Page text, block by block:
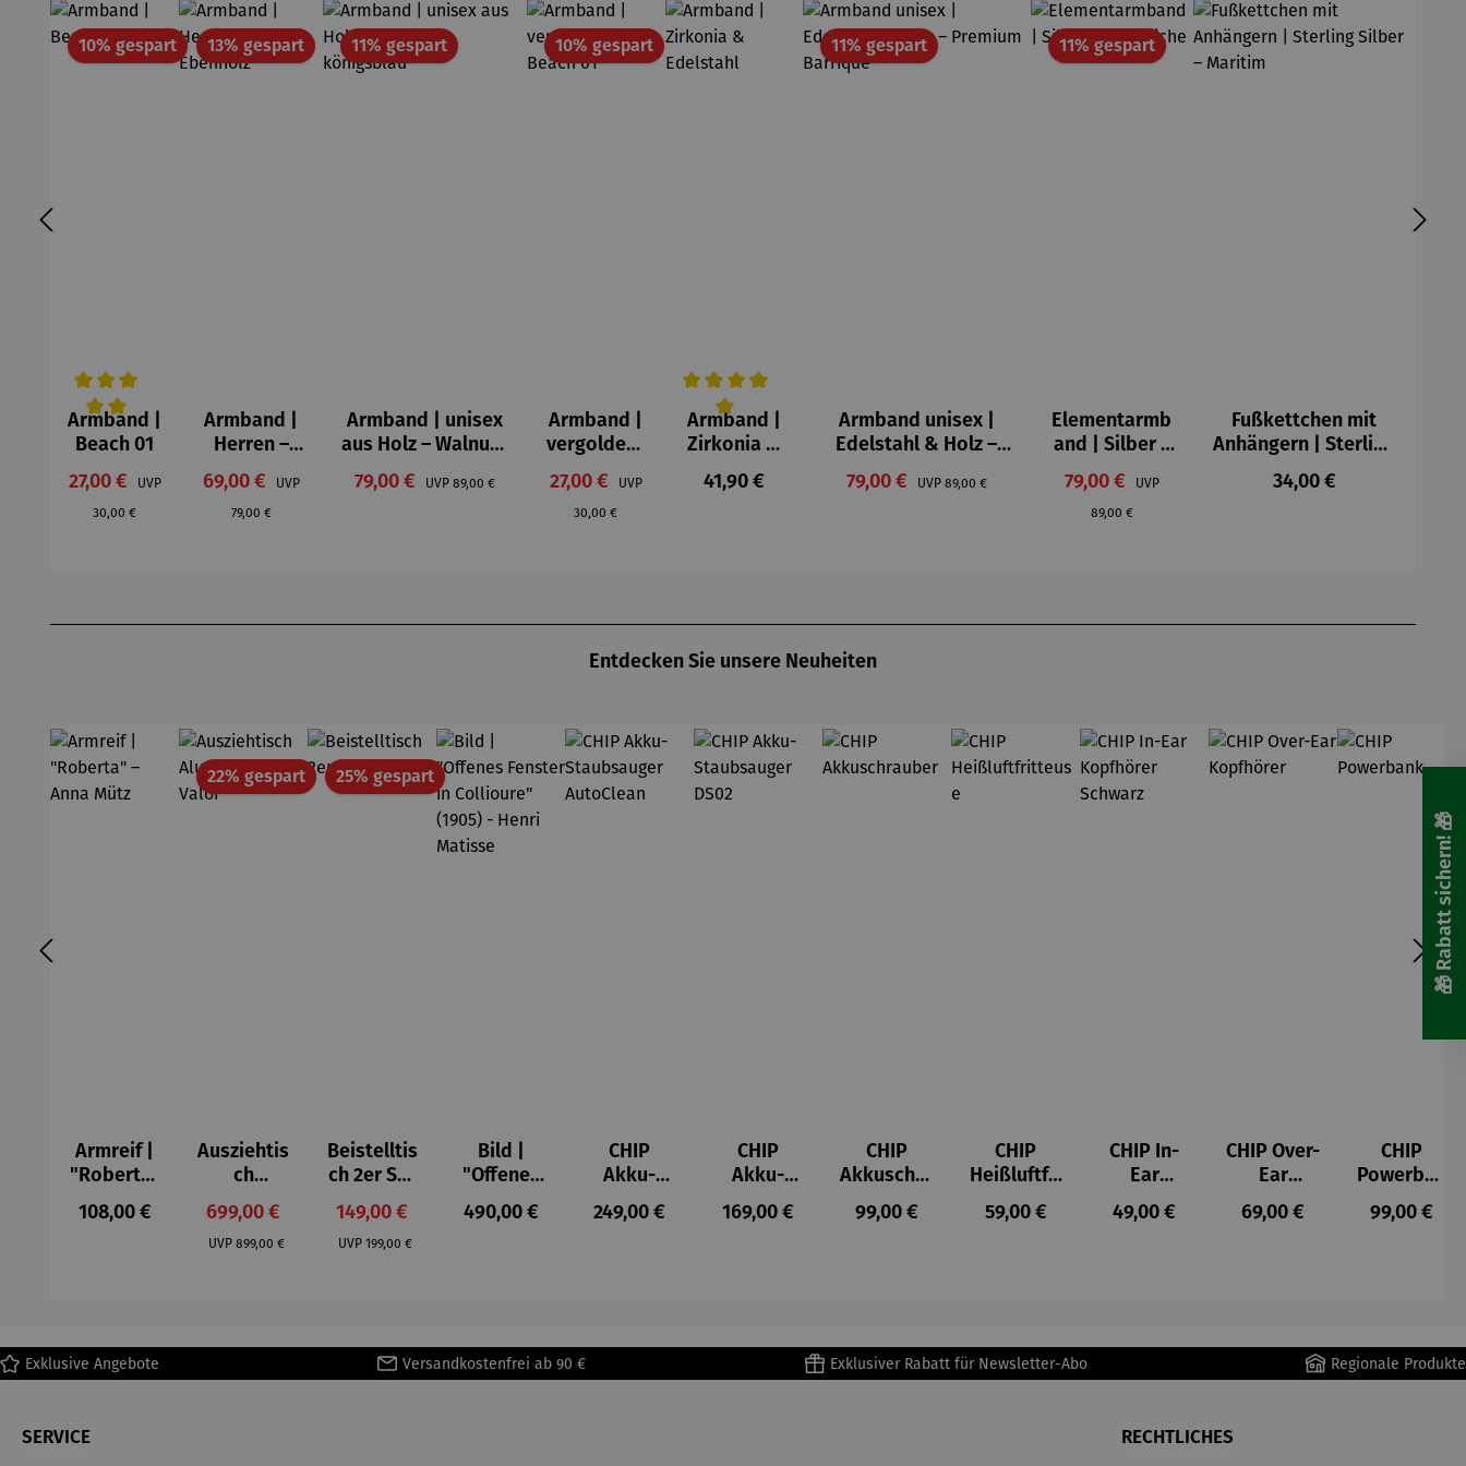
10% gespartRabatt
Durchschnittliche Bewertung von 5 von 5 Sternen
Armband |
Beach 01
Verkaufspreis:
27,00 €
UVP
Regulärer Preis:
30,00 €
13% gespartRabatt
Armband |
Herren –
aus
Ebenholz
Verkaufspreis:
69,00 € UVPRegulärer Preis:
79,00 €
11% gespartRabatt
Armband | unisex
aus Holz – Walnuss
königsblau
Verkaufspreis:
79,00 € UVPRegulärer Preis:
89,00 €
10% gespartRabatt
Armband |
vergoldet -
Beach 01
Verkaufspreis:
27,00 € UVPRegulärer Preis:
30,00 €
Durchschnittliche Bewertung von 5 von 5 Sternen
Armband |
Zirkonia &
Edelstahl
Regulärer Preis:
41,90 €
11% gespartRabatt
Armband unisex |
Edelstahl & Holz –
Premium Barrique
Verkaufspreis:
79,00 € UVP Regulärer Preis:
89,00 €
11% gespartRabatt
Elementarmb
and | Silber –
Mooreiche
Verkaufspreis:
79,00 € UVPRegulärer Preis:
89,00 €
Fußkettchen mit
Anhängern | Sterling
Silber – Maritim
Regulärer Preis:
34,00 €
Entdecken Sie unsere Neuheiten
Armreif |
"Roberta"
– Anna
Mütz
Regulärer Preis:
108,00 €
22% gespartRabatt
Ausziehtis
ch
Aluminium
– Valor
Verkaufspreis:
699,00 €
UVP Regulärer Preis:
899,00 €
25% gespartRabatt
Beistelltis
ch 2er Set
– Dalias
Verkaufspreis:
149,00 €
UVP Regulärer Preis:
199,00 €
Bild |
"Offenes
Fenster in
Collioure"
Regulärer Preis:
490,00 €
CHIP
Akku-
Staubsau
ger
Regulärer Preis:
249,00 €
CHIP
Akku-
Staubsau
ger DS02
Regulärer Preis:
169,00 €
CHIP
Akkuschra
uber
Regulärer Preis:
99,00 €
CHIP
Heißluftfri
tteuse
Regulärer Preis:
59,00 €
CHIP In-
Ear
Kopfhörer
Schwarz
Regulärer Preis:
49,00 €
CHIP Over-
Ear
Kopfhörer
Regulärer Preis:
69,00 €
CHIP
Powerban
k
Regulärer
99,00 €
Exklusive Angebote Versandkostenfrei ab 90 € Exklusiver Rabatt für Newsletter-Abo Regionale Produkte
SERVICE RECHTLICHES
🎁 Rabatt sichern! 🎁